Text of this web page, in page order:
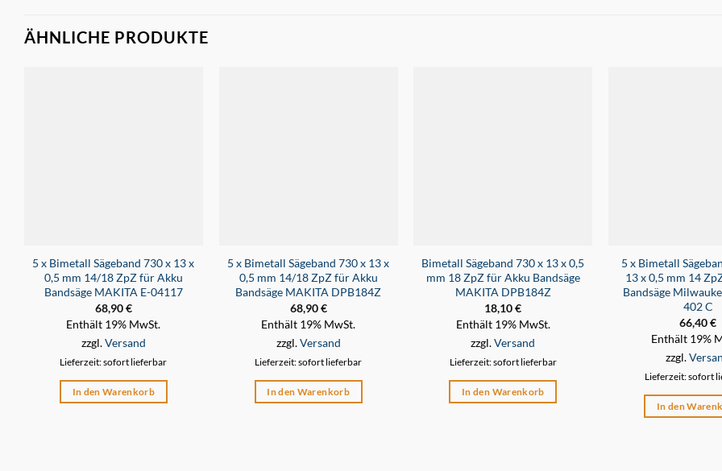
ÄHNLICHE PRODUKTE
5 x Bimetall Sägeband 730 x 13 x
0,5 mm 14/18 ZpZ für Akku
Bandsäge MAKITA E-04117
68,90€
Enthält 19% MwSt.
zzgl.Versand
Lieferzeit: sofort lieferbar
In den Warenkorb
5 x Bimetall Sägeband 730 x 13 x
0,5 mm 14/18 ZpZ für Akku
Bandsäge MAKITA DPB184Z
68,90€
Enthält 19% MwSt.
zzgl.Versand
Lieferzeit: sofort lieferbar
In den Warenkorb
Bimetall Sägeband 730 x 13 x 0,5
mm 18 ZpZ für Akku Bandsäge
MAKITA DPB184Z
18,10€
Enthält 19% MwSt.
zzgl.Versand
Lieferzeit: sofort lieferbar
In den Warenkorb
5 x Bimetall
13 x 0,5 mm 14
Bandsäge
402 C
66,40€
Enthält 19%
zzgl.
Lieferzeit: sofort
In den